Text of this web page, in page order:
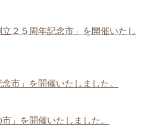
２５周年記念市」を開催いたし
市」を開催いたしました。
」を開催いたしました。